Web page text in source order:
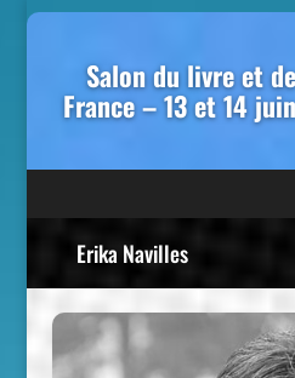
Salon du livre et
France – 13 et 14
Erika Navilles